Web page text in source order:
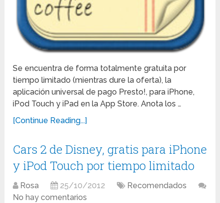
Se encuentra de forma totalmente gratuita por
tiempo limitado (mientras dure la oferta), la
aplicación universal de pago Presto!, para iPhone,
iPod Touch y iPad en la App Store. Anota los …
[Continue Reading...]
Cars 2 de Disney, gratis para iPhone
y iPod Touch por tiempo limitado
Rosa 25/10/2012
Recomendados
No hay comentarios